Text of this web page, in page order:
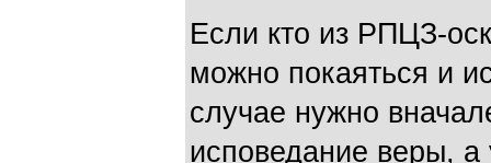
Если кто из РПЦЗ-
можно покаяться и
случае нужно
исповедание веры, а